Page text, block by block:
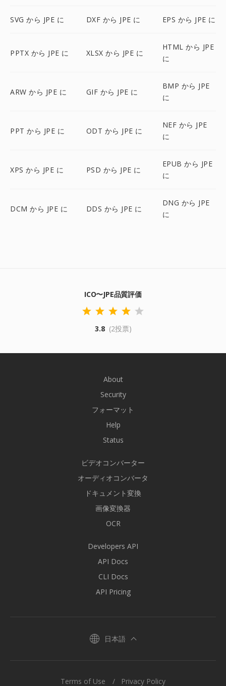
SVG から JPE に DXF から JPE に EPS から JPE に
PPTX から JPE に XLSX から JPE に
HTML から JPE
に
ARW から JPE に GIF から JPE に
BMP から JPE
に
PPT から JPE に ODT から JPE に
NEF から JPE
に
XPS から JPE に PSD から JPE に
EPUB から JPE
に
DCM から JPE に DDS から JPE に
DNG から JPE
に
ICO〜JPE品質評価
3.8 (2投票)
About
Security
フォーマット
Help
Status
ビデオコンバーター
オーディオコンバータ
ドキュメント変換
画像変換器
OCR
Developers API
API Docs
CLI Docs
API Pricing
日本語
Terms of Use Privacy Policy